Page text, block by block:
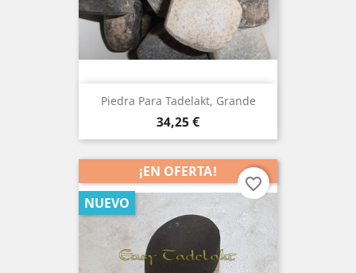
Piedra Para Tadelakt, Grande
Precio
34,25 €
¡EN OFERTA!
NUEVO
favorite_border